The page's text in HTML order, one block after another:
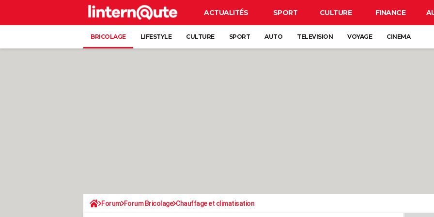
ACTUALITÉS SPORT CULTURE FINANCE
BRICOLAGE LIFESTYLE CULTURE SPORT AUTO TELEVISION VOYAGE CINEMA
Forum Forum Bricolage Chauffage et climatisation